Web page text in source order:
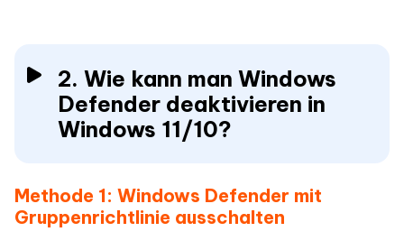
2. Wie kann man Windows
Defender deaktivieren in
Windows 11/10?
Methode 1: Windows Defender mit
Gruppenrichtlinie ausschalten